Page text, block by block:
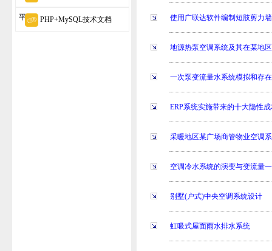
平台 PHP+MySQL技术文档 使用广联达软件编制短肢剪力
地源热泵空调系统及其在某地
一次泵变流量水系统模拟和存
ERP系统实施带来的十大隐性
采暖地区某广场商管物业空调
空调冷水系统的演变与变流量
别墅(户式)中央空调系统设计
虹吸式屋面雨水排水系统